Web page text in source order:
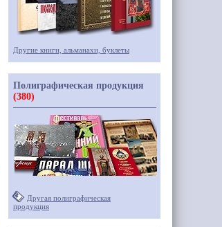
Другие книги, альманахи, буклеты
Полиграфическая продукция
(380)
Другая полиграфическая
продукция